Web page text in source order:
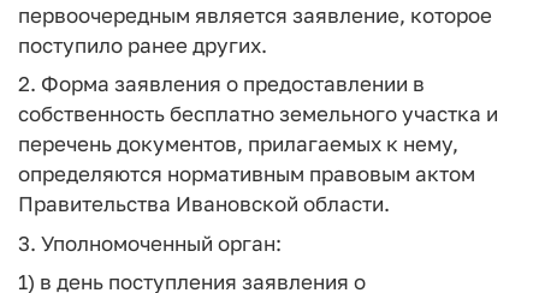
первоочередным является заявление, которое
поступило ранее других.
2. Форма заявления о предоставлении в
собственность бесплатно земельного участка и
перечень документов, прилагаемых к нему,
определяются нормативным правовым актом
Правительства Ивановской области.
3. Уполномоченный орган:
1) в день поступления заявления о